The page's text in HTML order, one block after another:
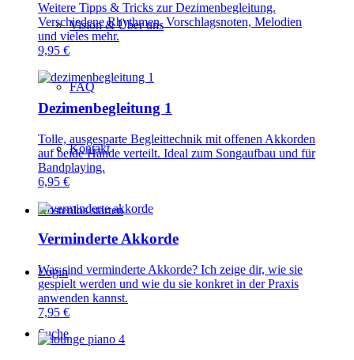
Vision & Über uns
FAQ
Kontakt
Kostenlos starten
Login
Suche
Weitere Tipps & Tricks zur Dezimenbegleitung.
Verschiedene Rhythmen, Vorschlagsnoten, Melodien
und vieles mehr.
9,95 €
Dezimenbegleitung 1
Tolle, ausgesparte Begleittechnik mit offenen Akkorden
auf beide Hände verteilt. Ideal zum Songaufbau und für
Bandplaying.
6,95 €
Verminderte Akkorde
Was sind verminderte Akkorde? Ich zeige dir, wie sie
gespielt werden und wie du sie konkret in der Praxis
anwenden kannst.
7,95 €